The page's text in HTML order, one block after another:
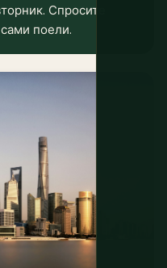
Спросите
поели.